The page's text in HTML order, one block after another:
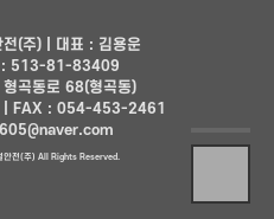
(주) | 대표 : 김용운
: 513-81-83409
곡동로 68(형곡동)
FAX : 054-453-2461
안전(주) All Rights Reserved.